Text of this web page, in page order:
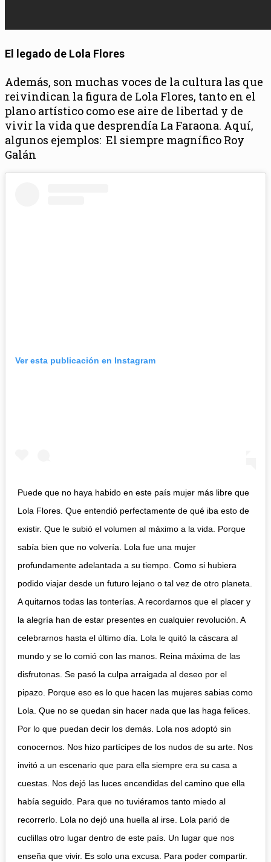
El legado de Lola Flores
Además, son muchas voces de la cultura las que
reivindican la figura de Lola Flores, tanto en el
plano artístico como ese aire de libertad y de
vivir la vida que desprendía La Faraona. Aquí,
algunos ejemplos: El siempre magnífico Roy
Galán
Ver esta publicación en Instagram
Puede que no haya habido en este país mujer más libre que
Lola Flores. Que entendió perfectamente de qué iba esto de
existir. Que le subió el volumen al máximo a la vida. Porque
sabía bien que no volvería. Lola fue una mujer
profundamente adelantada a su tiempo. Como si hubiera
podido viajar desde un futuro lejano o tal vez de otro planeta.
A quitarnos todas las tonterías. A recordarnos que el placer y
la alegría han de estar presentes en cualquier revolución. A
celebrarnos hasta el último día. Lola le quitó la cáscara al
mundo y se lo comió con las manos. Reina máxima de las
disfrutonas. Se pasó la culpa arraigada al deseo por el
pipazo. Porque eso es lo que hacen las mujeres sabias como
Lola. Que no se quedan sin hacer nada que las haga felices.
Por lo que puedan decir los demás. Lola nos adoptó sin
conocernos. Nos hizo partícipes de los nudos de su arte. Nos
invitó a un escenario que para ella siempre era su casa a
cuestas. Nos dejó las luces encendidas del camino que ella
había seguido. Para que no tuviéramos tanto miedo al
recorrerlo. Lola no dejó una huella al irse. Lola parió de
cuclillas otro lugar dentro de este país. Un lugar que nos
enseña que vivir. Es solo una excusa. Para poder compartir.